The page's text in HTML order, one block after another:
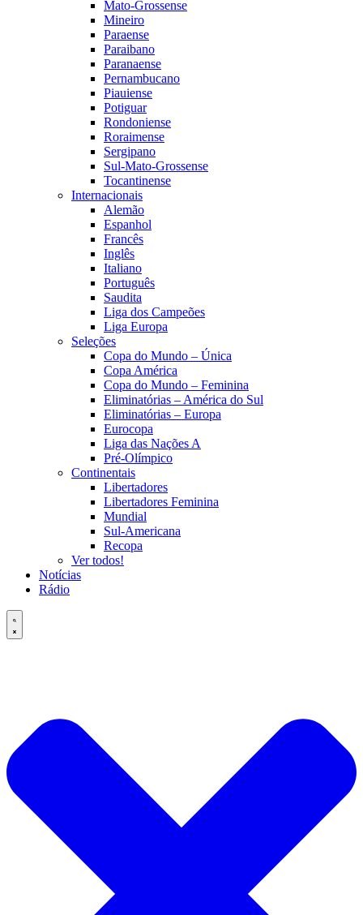
Mato-Grossense
Mineiro
Paraense
Paraibano
Paranaense
Pernambucano
Piauiense
Potiguar
Rondoniense
Roraimense
Sergipano
Sul-Mato-Grossense
Tocantinense
Internacionais
Alemão
Espanhol
Francês
Inglês
Italiano
Português
Saudita
Liga dos Campeões
Liga Europa
Seleções
Copa do Mundo – Única
Copa América
Copa do Mundo – Feminina
Eliminatórias – América do Sul
Eliminatórias – Europa
Eurocopa
Liga das Nações A
Pré-Olímpico
Continentais
Libertadores
Libertadores Feminina
Mundial
Sul-Americana
Recopa
Ver todos!
Notícias
Rádio